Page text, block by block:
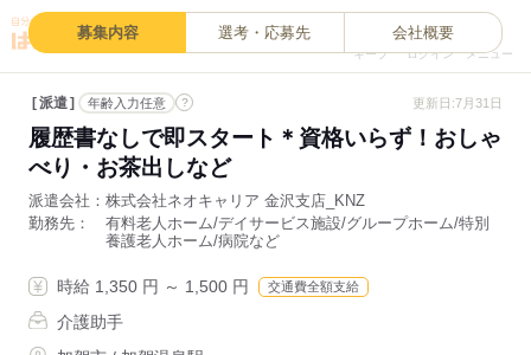
キープ ログイン メニュー
募集内容 選考・応募先 会社概要
派遣 年齢入力任意 ? 更新日:7月31日
履歴書なしで即スタート＊資格いらず！おしゃ
べり・お茶出しなど
派遣会社
株式会社ネオキャリア 金沢支店_KNZ
勤務先
有料老人ホーム/デイサービス施設/グループホーム/特別
養護老人ホーム/病院など
時給 1,350 円 ～ 1,500 円 交通費全額支給
介護助手